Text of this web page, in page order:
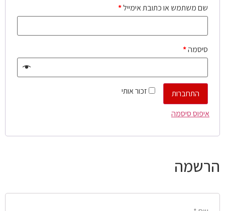
שם משתמש או כתובת אימייל*
סיסמה*
זכור אותי
התחברות
איפוס סיסמה
הרשמה